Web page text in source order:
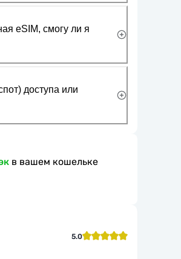
eSIM, смогу ли я
доступа или
в вашем кошельке
5.0